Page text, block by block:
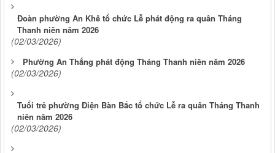
Đoàn phường An Khê tổ chức Lễ phát động ra quân Tháng
Thanh niên năm 2026
(02/03/2026)
Phường An Thắng phát động Tháng Thanh niên năm 2026
(02/03/2026)
Tuổi trẻ phường Điện Bàn Bắc tổ chức Lễ ra quân Tháng Thanh
niên năm 2026
(02/03/2026)